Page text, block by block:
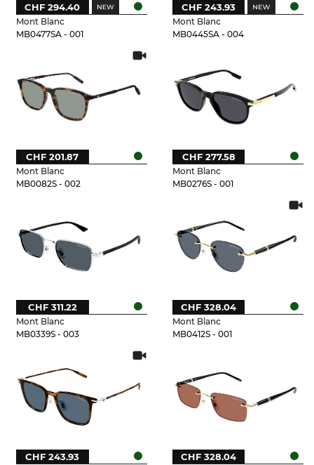
Mont Blanc
MB0477SA - 001
CHF 294.40
Mont Blanc
MB0445SA - 004
CHF 243.93
Mont Blanc
MB0082S - 002
CHF 201.87
Mont Blanc
MB0276S - 001
CHF 277.58
Mont Blanc
MB0339S - 003
CHF 311.22
Mont Blanc
MB0412S - 001
CHF 328.04
CHF 243.93 CHF 328.04